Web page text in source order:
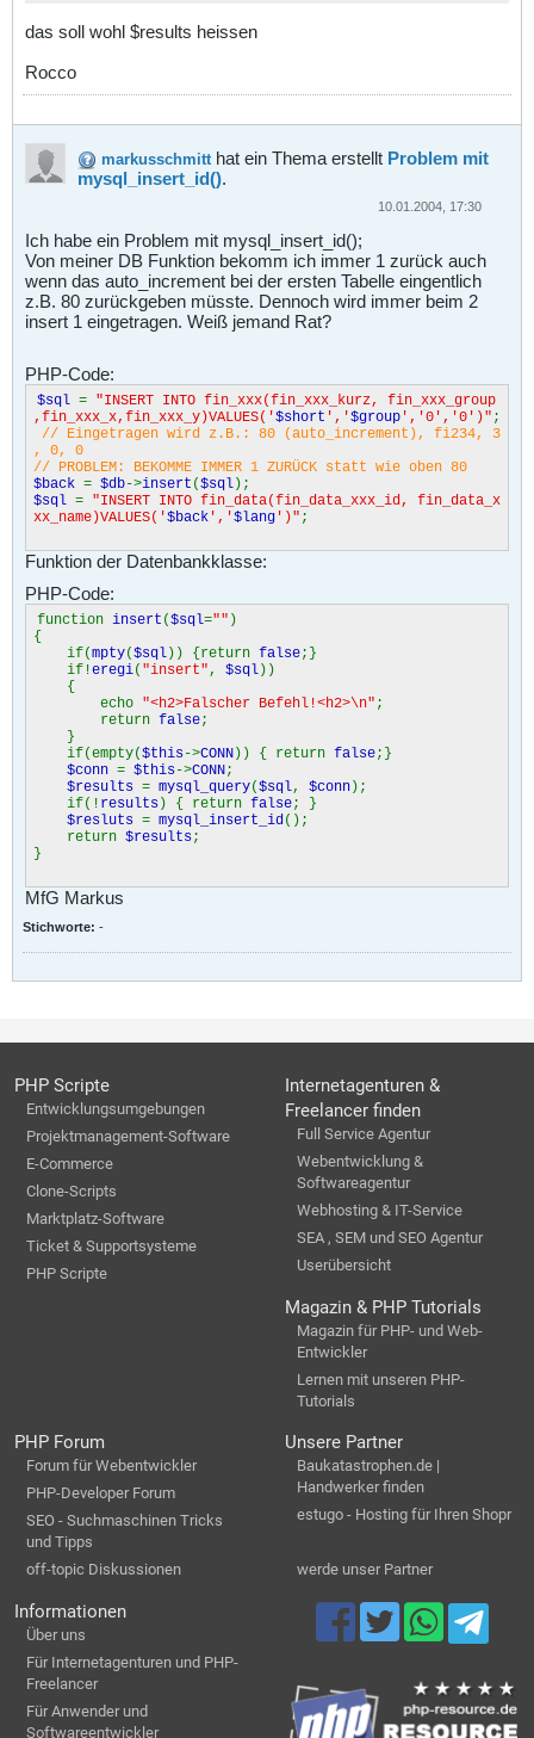
das soll wohl $results heissen
Rocco
markusschmitt hat ein Thema erstellt Problem mit
mysql_insert_id().
10.01.2004, 17:30
Ich habe ein Problem mit mysql_insert_id();
Von meiner DB Funktion bekomm ich immer 1 zurück auch
wenn das auto_increment bei der ersten Tabelle eingentlich
z.B. 80 zurückgeben müsste. Dennoch wird immer beim 2
insert 1 eingetragen. Weiß jemand Rat?
PHP-Code:
$sql = "INSERT INTO fin_xxx(fin_xxx_kurz, fin_xxx_group
,fin_xxx_x,fin_xxx_y)VALUES('$short ','$group ','0','0')" ;
// Eingetragen wird z.B.: 80 (auto_increment), fi234, 3
, 0, 0
// PROBLEM: BEKOMME IMMER 1 ZURÜCK statt wie oben 80
$back = $db->insert ($sql);
$sql = "INSERT INTO fin_data(fin_data_xxx_id, fin_data_x
xx_name)VALUES('$back ','$lang ')" ;
Funktion der Datenbankklasse:
PHP-Code:
function insert ($sql="" )
{
if(mpty($sql)) {return false;}
if!eregi( "insert" , $sql))
{
echo "<h2>Falscher Befehl!<h2>\n" ;
return false;
}
if(empty($this->CONN)) { return false;}
$conn = $this->CONN;
$results = mysql_query($sql, $conn);
if(! results) { return false; }
$resluts = mysql_insert_id ();
return $results;
}
MfG Markus
Stichworte: -
PHP Scripte
Entwicklungsumgebungen
Projektmanagement-Software
E-Commerce
Clone-Scripts
Marktplatz-Software
Ticket & Supportsysteme
PHP Scripte
Internetagenturen &
Freelancer finden
Full Service Agentur
Webentwicklung &
Softwareagentur
Webhosting & IT-Service
SEA , SEM und SEO Agentur
Userübersicht
Magazin & PHP Tutorials
Magazin für PHP- und Web-
Entwickler
Lernen mit unseren PHP-
Tutorials
PHP Forum
Forum für Webentwickler
PHP-Developer Forum
SEO - Suchmaschinen Tricks
und Tipps
off-topic Diskussionen
Unsere Partner
Baukatastrophen.de |
Handwerker finden
estugo - Hosting für Ihren Shopr
werde unser Partner
Informationen
Über uns
Für Internetagenturen und PHP-
Freelancer
Für Anwender und
Softwareentwickler